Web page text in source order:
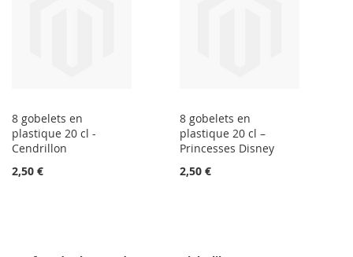
8 gobelets en
plastique 20 cl -
Cendrillon
2,50 €
8 gobelets en
plastique 20 cl –
Princesses Disney
2,50 €